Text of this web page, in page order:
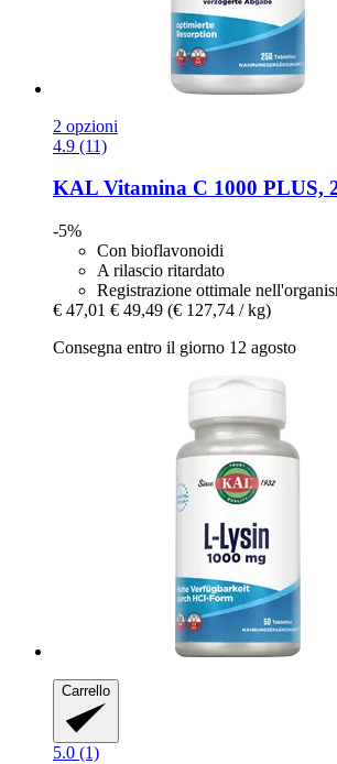
2 opzioni
4.9 (11)
KAL Vitamina C 1000 PLUS,
-5%
Con bioflavonoidi
A rilascio ritardato
Registrazione ottimale
€ 47,01 € 49,49 (€ 127,74 / kg)
Consegna entro il giorno 12 agosto
Carrello
5.0 (1)